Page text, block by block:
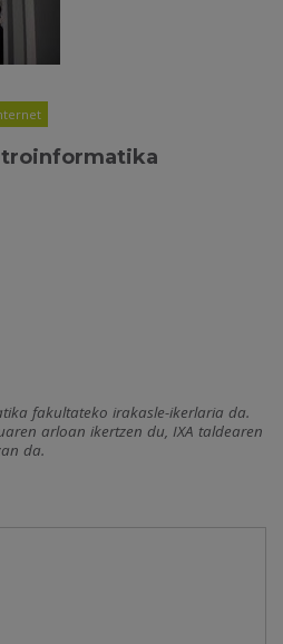
fakultateko irakasle-ikerlaria da.
arloan ikertzen du, IXA taldearen
da.